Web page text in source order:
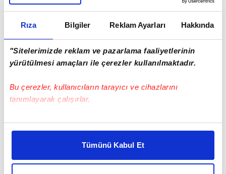
Rıza Bilgiler Reklam Ayarları Hakkında
"Sitelerimizde reklam ve pazarlama faaliyetlerinin
yürütülmesi amaçları ile çerezler kullanılmaktadır.
Bu çerezler, kullanıcıların tarayıcı ve cihazlarını
tanımlayarak çalışırlar.
Bu çerezlere izin vermeniz halinde sizlere özel
daha iyi reklam deneyimi yaşatabiliriz. Bunu yaparken
amacımızın size daha iyi bir reklam deneyimi sunmak
Tümünü Kabul Et
Sparta Prag'ın 26 yaşındaki Ekvadorlu sağ
beki Angelo Preciado, Galatasaray'la ilgili
konuştu.